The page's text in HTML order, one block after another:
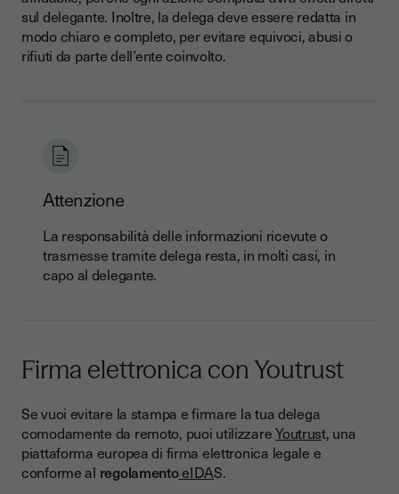
sul delegante. Inoltre, la delega deve essere redatta in
modo chiaro e completo, per evitare equivoci, abusi o
rifiuti da parte dell’ente coinvolto.
Attenzione
La responsabilità delle informazioni ricevute o
trasmesse tramite delega resta, in molti casi, in
capo al delegante.
Firma elettronica con Youtrust
Se vuoi evitare la stampa e firmare la tua delega
comodamente da remoto, puoi utilizzareYoutrust, una
piattaforma europea di firma elettronica legale e
conforme al regolamentoeIDAS.